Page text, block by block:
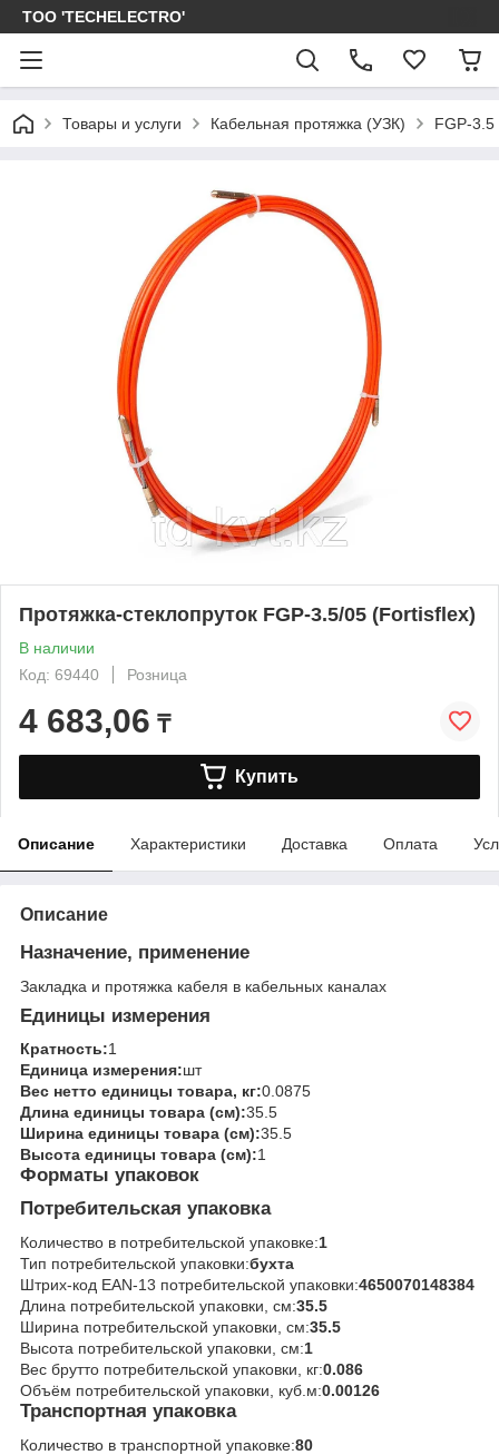
ТОО 'TECHELECTRO'
Товары и услуги Кабельная протяжка (УЗК) FGP-3.5
Протяжка-стеклопруток FGP-3.5/05 (Fortisflex)
В наличии
Код: 69440
Розница
4 683,06 ₸
Купить
Описание Характеристики Доставка Оплата
Описание
Назначение, применение
Закладка и протяжка кабеля в кабельных каналах
Единицы измерения
Кратность:1
Единица измерения:шт
Вес нетто единицы товара, кг:0.0875
Длина единицы товара (см):35.5
Ширина единицы товара (см):35.5
Высота единицы товара (см):1
Форматы упаковок
Потребительская упаковка
Количество в потребительской упаковке:1
Тип потребительской упаковки:бухта
Штрих-код EAN-13 потребительской упаковки:4650070148384
Длина потребительской упаковки, см:35.5
Ширина потребительской упаковки, см:35.5
Высота потребительской упаковки, см:1
Вес брутто потребительской упаковки, кг:0.086
Объём потребительской упаковки, куб.м:0.00126
Транспортная упаковка
Количество в транспортной упаковке:80